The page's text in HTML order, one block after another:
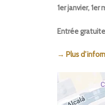
1er janvier,
Entrée gratuite
→ Plus